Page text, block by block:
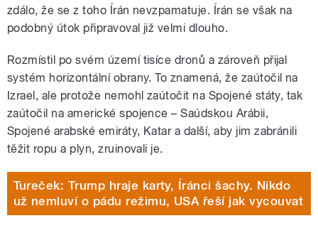
zdálo, že se z toho Írán nevzpamatuje. Írán se však na
podobný útok připravoval již velmi dlouho.
Rozmístil po svém území tisíce dronů a zároveň přijal
systém horizontální obrany. To znamená, že zaútočil na
Izrael, ale protože nemohl zaútočit na Spojené státy, tak
zaútočil na americké spojence – Saúdskou Arábii,
Spojené arabské emiráty, Katar a další, aby jim zabránili
těžit ropu a plyn, zruinovali je.
Tureček: Trump hraje karty, Íránci šachy. Nikdo
už nemluví o pádu režimu, USA řeší jak vycouvat